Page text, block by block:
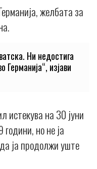
желбата за
Ни недостига
Германија“, изјави
истекува на 30 јуни
но не ја
ја продолжи уште